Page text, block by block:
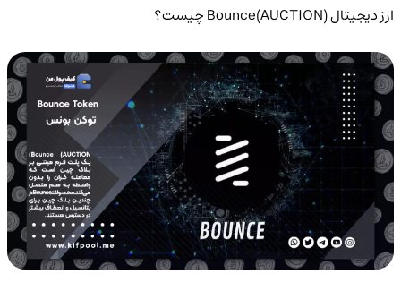
ارز دیجیتال Bounce(AUCTION) چیست؟